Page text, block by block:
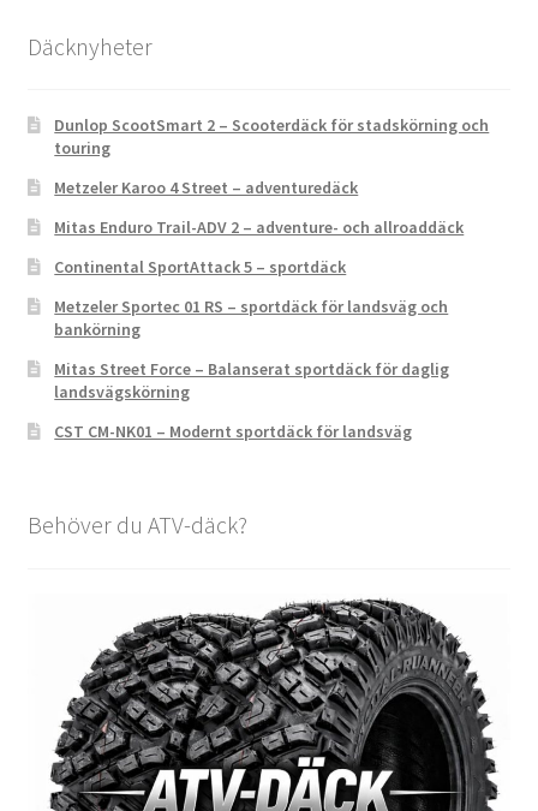
Däcknyheter
Dunlop ScootSmart 2 – Scooterdäck för stadskörning och
touring
Metzeler Karoo 4 Street – adventuredäck
Mitas Enduro Trail-ADV 2 – adventure- och allroaddäck
Continental SportAttack 5 – sportdäck
Metzeler Sportec 01 RS – sportdäck för landsväg och
bankörning
Mitas Street Force – Balanserat sportdäck för daglig
landsvägskörning
CST CM-NK01 – Modernt sportdäck för landsväg
Behöver du ATV-däck?